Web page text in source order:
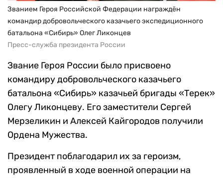
Званием Героя Российской Федерации награждён
командир добровольческого казачьего экспедиционного
батальона «Сибирь» Олег Ликонцев
Пресс-служба президента России
Звание Героя России было присвоено
командиру добровольческого казачьего
батальона «Сибирь» казачьей бригады «Терек»
Олегу Ликонцеву. Его заместители Сергей
Мерзеликин и Алексей Кайгородов получили
Ордена Мужества.
Президент поблагодарил их за героизм,
проявленный в ходе военной операции на